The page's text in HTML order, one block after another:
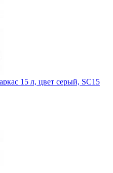
15 л, цвет серый, SC15